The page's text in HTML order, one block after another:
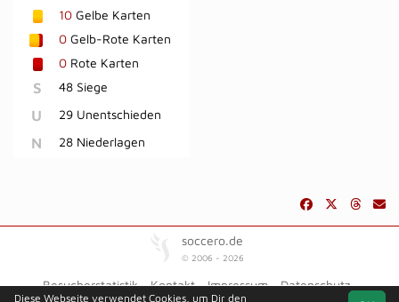
10 Gelbe Karten
0 Gelb-Rote Karten
0 Rote Karten
S 48 Siege
U 29 Unentschieden
N 28 Niederlagen
soccero.de
© 2006 - 2026
Besucherstatistik Kontakt Impressum
Datenschutz
Diese Webseite verwendet Cookies, um Dir den